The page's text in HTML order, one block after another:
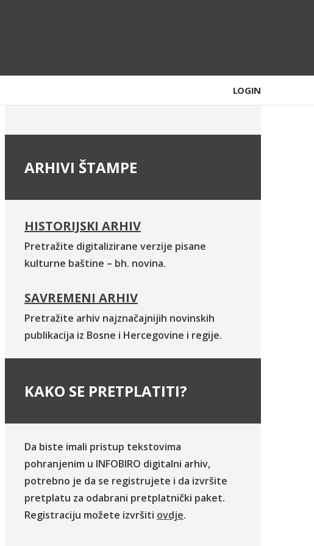
LOGIN
ARHIVI ŠTAMPE
HISTORIJSKI ARHIV
Pretražite digitalizirane verzije pisane
kulturne baštine – bh. novina.
SAVREMENI ARHIV
Pretražite arhiv najznačajnijih novinskih
publikacija iz Bosne i Hercegovine i regije.
KAKO SE PRETPLATITI?
Da biste imali pristup tekstovima
pohranjenim u INFOBIRO digitalni arhiv,
potrebno je da se registrujete i da izvršite
pretplatu za odabrani pretplatnički paket.
Registraciju možete izvršiti ovdje.